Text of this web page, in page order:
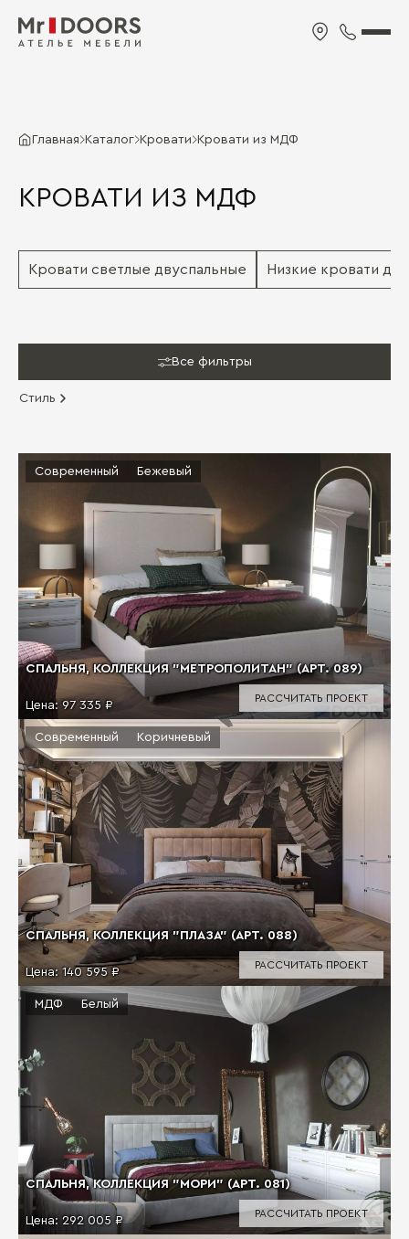
Главная Каталог Кровати Кровати из МДФ
КРОВАТИ ИЗ МДФ
Кровати светлые двуспальные Низкие кровати
Все фильтры
Стиль
СПАЛЬНЯ, КОЛЛЕКЦИЯ "МЕТРОПОЛИТАН" (АРТ. 089)
Цена: 97 335 ₽
Современный Бежевый
РАССЧИТАТЬ ПРОЕКТ
СПАЛЬНЯ, КОЛЛЕКЦИЯ "ПЛАЗА" (АРТ. 088)
Цена: 140 595 ₽
Современный Коричневый
РАССЧИТАТЬ ПРОЕКТ
СПАЛЬНЯ, КОЛЛЕКЦИЯ "МОРИ" (АРТ. 081)
Цена: 292 005 ₽
МДФ Белый
РАССЧИТАТЬ ПРОЕКТ